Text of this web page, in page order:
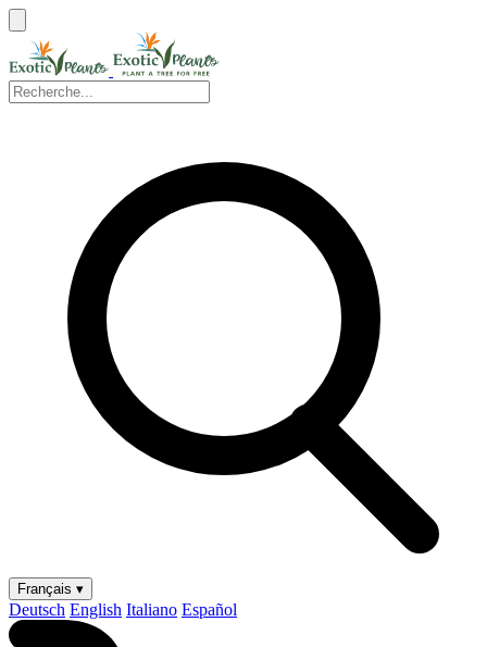
Français ▾
Deutsch English Italiano Español